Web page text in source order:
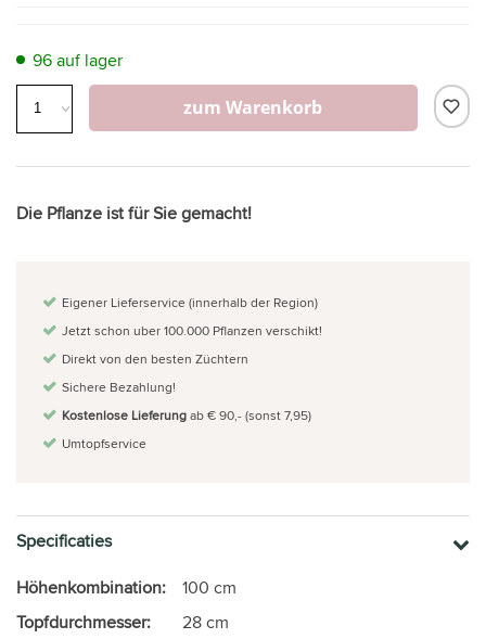
96 auf lager
zum Warenkorb
Die Pflanze ist für Sie gemacht!
Eigener Lieferservice (innerhalb der Region)
Jetzt schon uber 100.000 Pflanzen verschikt!
Direkt von den besten Züchtern
Sichere Bezahlung!
Kostenlose Lieferungab € 90,- (sonst 7,95)
Umtopfservice
Specificaties
Höhenkombination:
100 cm
Topfdurchmesser:
28 cm